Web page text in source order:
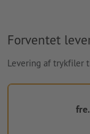
Forventet
Levering af trykfiler